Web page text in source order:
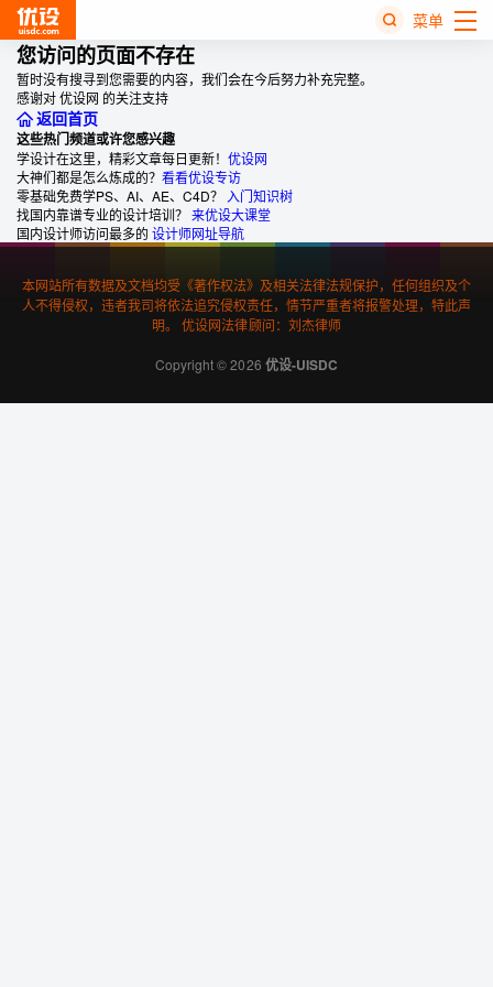
菜单
您访问的页面不存在
暂时没有搜寻到您需要的内容，我们会在今后努力补充完整。
感谢对 优设网 的关注支持
返回首页
这些热门频道或许您感兴趣
学设计在这里，精彩文章每日更新！ 优设网
大神们都是怎么炼成的？ 看看优设专访
零基础免费学PS、AI、AE、C4D？
入门知识树
找国内靠谱专业的设计培训？ 来优设大课堂
国内设计师访问最多的设计师网址导航
本网站所有数据及文档均受《著作权法》及相关法律法规保护，任何组织及个
人不得侵权，违者我司将依法追究侵权责任，情节严重者将报警处理，特此声
明。 优设网法律顾问：刘杰律师
Copyright © 2026 优设-UISDC